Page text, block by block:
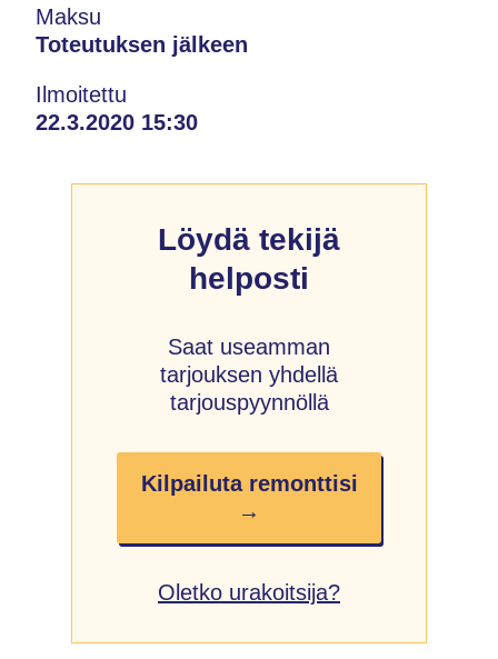
Maksu
Toteutuksen jälkeen
Ilmoitettu
22.3.2020 15:30
Löydä tekijä
helposti
Saat useamman
tarjouksen yhdellä
tarjouspyynnöllä
Kilpailuta remonttisi
→
Oletko urakoitsija?